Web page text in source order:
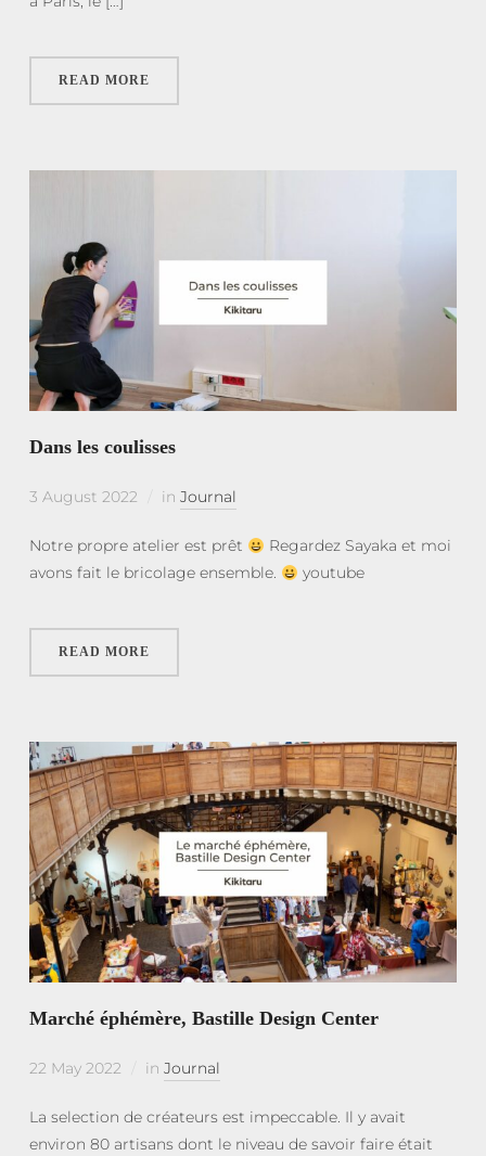
READ MORE
Dans les coulisses
3 August 2022 in Journal
Notre propre atelier est prêt
Regardez Sayaka et moi
avons fait le bricolage ensemble.
youtube
READ MORE
Marché éphémère, Bastille Design Center
22 May 2022 in Journal
La selection de créateurs est impeccable. Il y avait
environ 80 artisans dont le niveau de savoir faire était